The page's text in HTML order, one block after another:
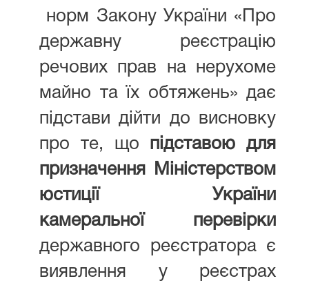
норм Закону України «Про
державну реєстрацію
речових прав на нерухоме
майно та їх обтяжень» дає
підстави дійти до висновку
про те, що підставою для
призначення Міністерством
юстиції України
камеральної перевірки
державного реєстратора є
виявлення у реєстрах